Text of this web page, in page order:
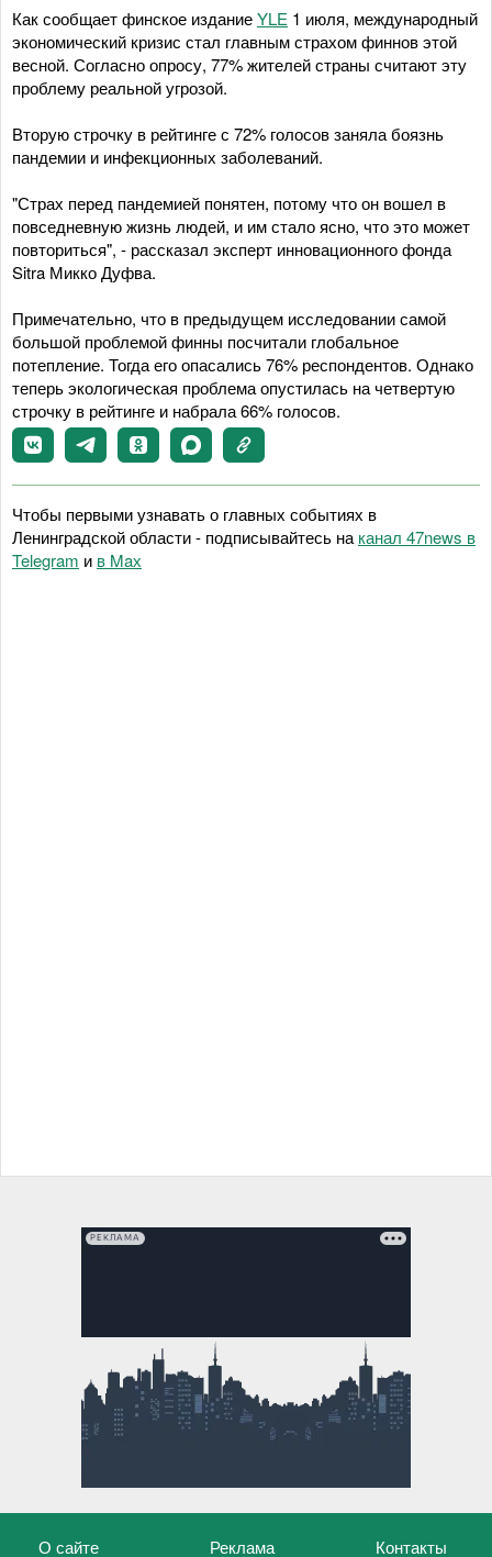
Как сообщает финское изданиеYLE 1 июля, международный
экономический кризис стал главным страхом финнов этой
весной. Согласно опросу, 77% жителей страны считают эту
проблему реальной угрозой.
Вторую строчку в рейтинге с 72% голосов заняла боязнь
пандемии и инфекционных заболеваний.
"Страх перед пандемией понятен, потому что он вошел в
повседневную жизнь людей, и им стало ясно, что это может
повториться", - рассказал эксперт инновационного фонда
Sitra Микко Дуфва.
Примечательно, что в предыдущем исследовании самой
большой проблемой финны посчитали глобальное
потепление. Тогда его опасались 76% респондентов. Однако
теперь экологическая проблема опустилась на четвертую
строчку в рейтинге и набрала 66% голосов.
Чтобы первыми узнавать о главных событиях в
Ленинградской области - подписывайтесь на канал 47news в
Telegram и в Maх
РЕКЛАМА
О сайте Реклама Контакты